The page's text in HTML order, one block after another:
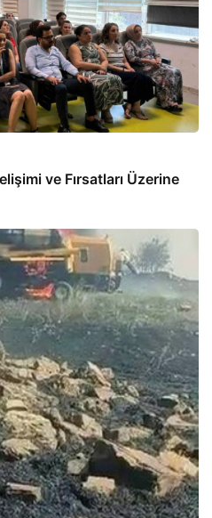
ve Fırsatları Üzerine